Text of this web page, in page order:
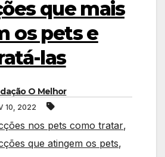
que mais
os pets e
las
O Melhor
10, 2022
nos pets como tratar,
que atingem os pets,